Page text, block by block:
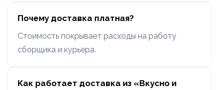
Почему доставка платная?
Стоимость покрывает расходы на работу
сборщика и курьера.
Как работает доставка из «Вкусно и